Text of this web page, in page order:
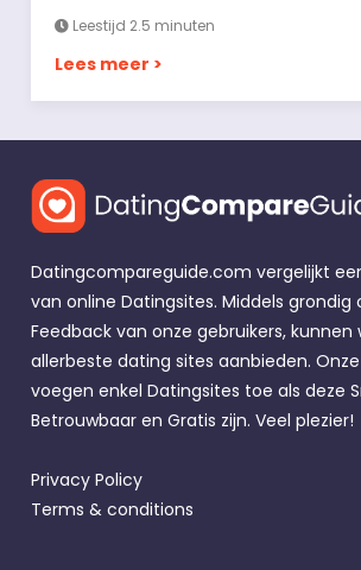
Leestijd 2.5 minuten
Lees meer >
Datingcompareguide.com vergelijkt
van online Datingsites. Middels grondig
Feedback van onze gebruikers, kunnen
allerbeste dating sites aanbieden.
voegen enkel Datingsites toe als deze
Betrouwbaar en Gratis zijn. Veel plezier!
Privacy Policy
Terms & conditions